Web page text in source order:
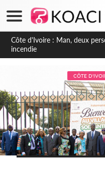
Côte d'Ivoire : Séileu, la
transformée en vaste
dépigmentants dangereux
CÔTE